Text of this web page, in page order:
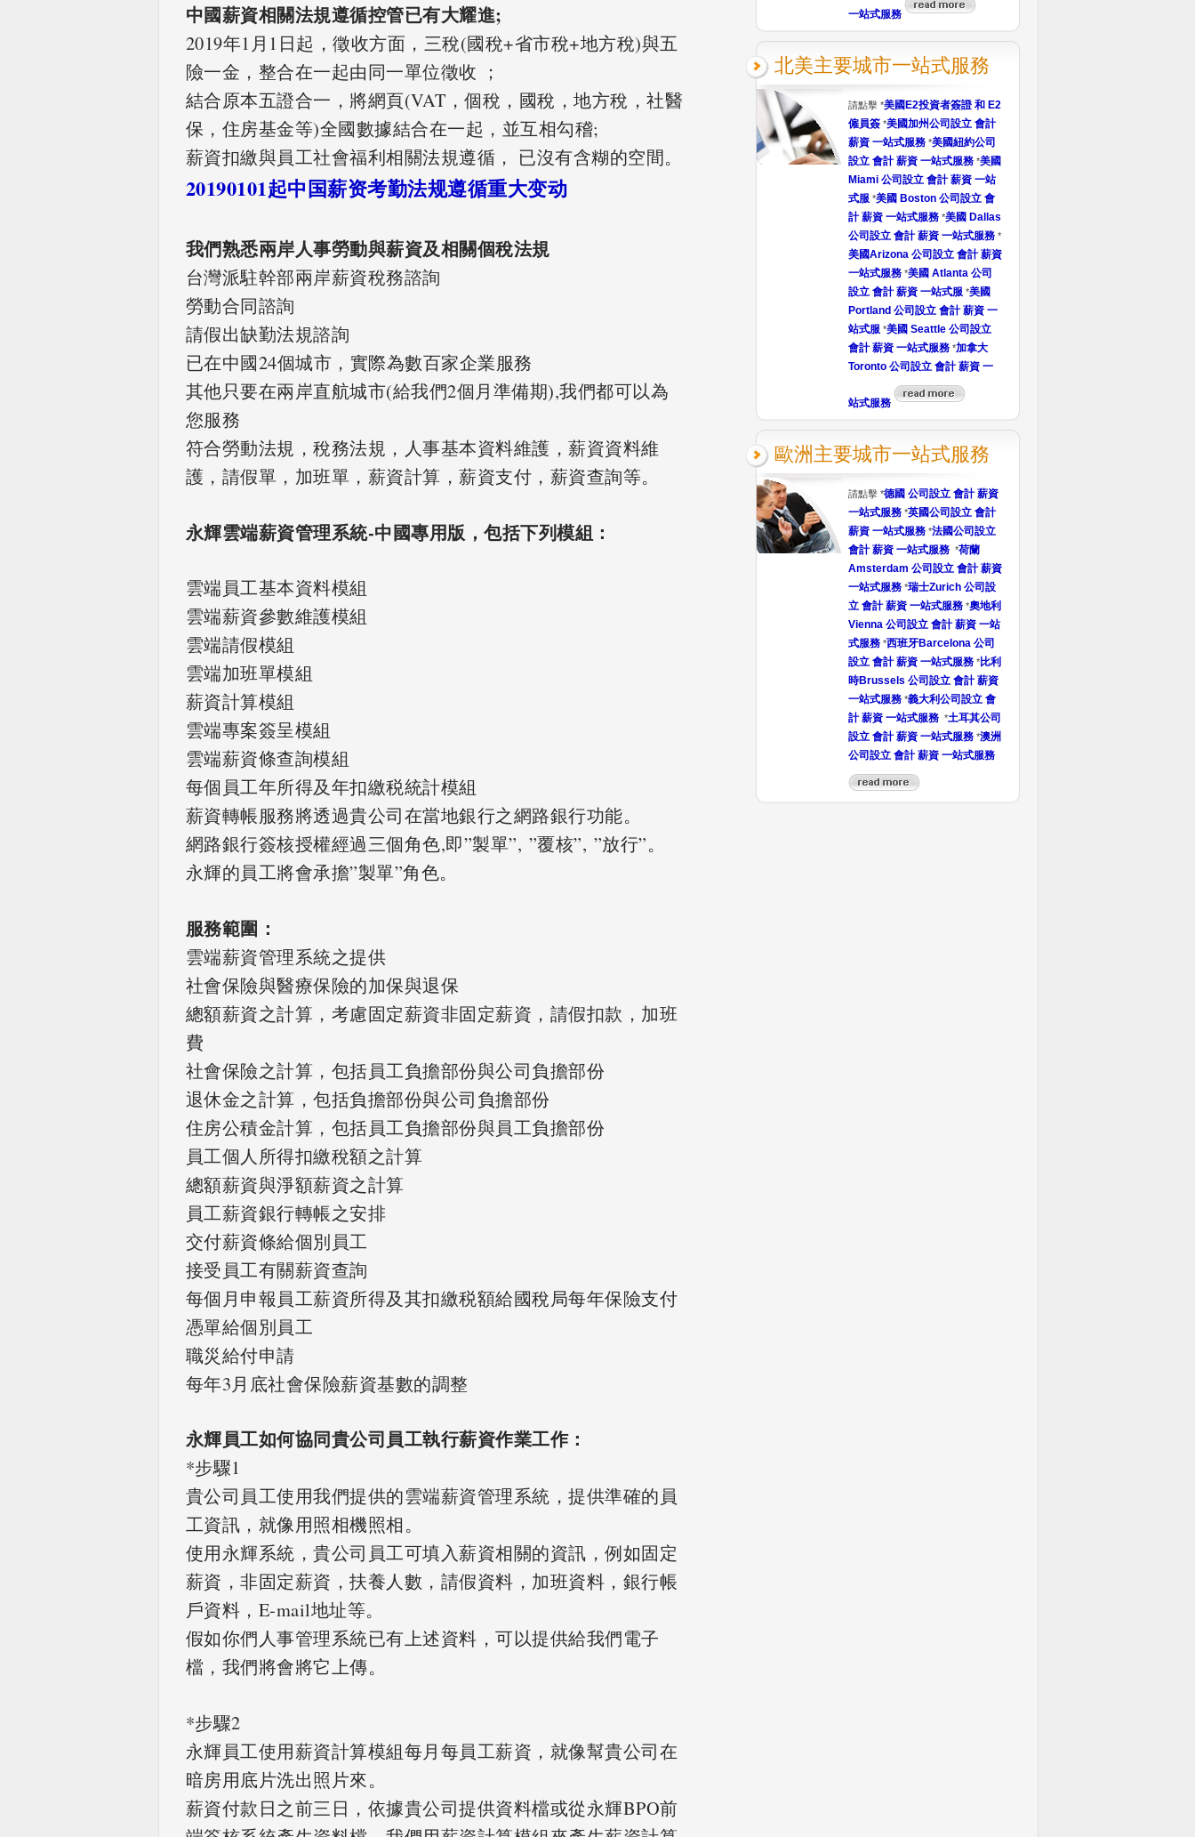
中國薪資相關法規遵循控管已有大耀進;
2019年1月1日起，徵收方面，三稅(國稅+省市稅+地方稅)與五
險一金，整合在一起由同一單位徵收 ；
結合原本五證合一，將網頁(VAT，個稅，國稅，地方稅，社醫
保，住房基金等)全國數據結合在一起，並互相勾稽;
薪資扣繳與員工社會福利相關法規遵循， 已沒有含糊的空間。
20190101起中国薪资考勤法规遵循重大变动
我們熟悉兩岸人事勞動與薪資及相關個稅法規
台灣派駐幹部兩岸薪資稅務諮詢
勞動合同諮詢
請假出缺勤法規諮詢
已在中國24個城市，實際為數百家企業服務
其他只要在兩岸直航城市(給我們2個月準備期),我們都可以為
您服務
符合勞動法規，稅務法規，人事基本資料維護，薪資資料維
護，請假單，加班單，薪資計算，薪資支付，薪資查詢等。
永輝雲端薪資管理系統-中國專用版，包括下列模組：
雲端員工基本資料模組
雲端薪資參數維護模組
雲端請假模組
雲端加班單模組
薪資計算模組
雲端專案簽呈模組
雲端薪資條查詢模組
每個員工年所得及年扣繳税統計模組
薪資轉帳服務將透過貴公司在當地銀行之網路銀行功能。
網路銀行簽核授權經過三個角色,即”製單”, ”覆核”, ”放行”。
永輝的員工將會承擔”製單”角色。
服務範圍：
雲端薪資管理系統之提供
社會保險與醫療保險的加保與退保
總額薪資之計算，考慮固定薪資非固定薪資，請假扣款，加班
費
社會保險之計算，包括員工負擔部份與公司負擔部份
退休金之計算，包括負擔部份與公司負擔部份
住房公積金計算，包括員工負擔部份與員工負擔部份
員工個人所得扣繳稅額之計算
總額薪資與淨額薪資之計算
員工薪資銀行轉帳之安排
交付薪資條給個別員工
接受員工有關薪資查詢
每個月申報員工薪資所得及其扣繳税額給國稅局每年保險支付
憑單給個別員工
職災給付申請
每年3月底社會保險薪資基數的調整
永輝員工如何協同貴公司員工執行薪資作業工作：
*步驟1
貴公司員工使用我們提供的雲端薪資管理系統，提供準確的員
工資訊，就像用照相機照相。
使用永輝系統，貴公司員工可填入薪資相關的資訊，例如固定
薪資，非固定薪資，扶養人數，請假資料，加班資料，銀行帳
戶資料，E-mail地址等。
假如你們人事管理系統已有上述資料，可以提供給我們電子
檔，我們將會將它上傳。
*步驟2
永輝員工使用薪資計算模組每月每員工薪資，就像幫貴公司在
暗房用底片洗出照片來。
薪資付款日之前三日，依據貴公司提供資料檔或從永輝BPO前
一站式服務
北美主要城市一站式服務
請點擊 *美國E2投資者簽證 和 E2
僱員簽*美國加州公司設立 會計
薪資 一站式服務*美國紐約公司
設立 會計 薪資 一站式服務*美國
Miami 公司設立 會計 薪資 一站
式服 *美國 Boston 公司設立 會
計 薪資 一站式服務 *美國 Dallas
公司設立 會計 薪資 一站式服務*
美國Arizona 公司設立 會計 薪資
一站式服務*美國 Atlanta 公司
設立 會計 薪資 一站式服 *美國
Portland 公司設立 會計 薪資 一
站式服 *美國 Seattle 公司設立
會計 薪資 一站式服務*加拿大
Toronto 公司設立 會計 薪資 一
站式服務
歐洲主要城市一站式服務
請點擊 *德國 公司設立 會計 薪資
一站式服務 *英國公司設立 會計
薪資 一站式服務*法國公司設立
會計 薪資 一站式服務 *荷蘭
Amsterdam 公司設立 會計 薪資
一站式服務*瑞士Zurich 公司設
立 會計 薪資 一站式服務*奧地利
Vienna 公司設立 會計 薪資 一站
式服務*西班牙Barcelona 公司
設立 會計 薪資 一站式服務*比利
時Brussels 公司設立 會計 薪資
一站式服務*義大利公司設立 會
計 薪資 一站式服務 *土耳其公司
設立 會計 薪資 一站式服務*澳洲
公司設立 會計 薪資 一站式服務